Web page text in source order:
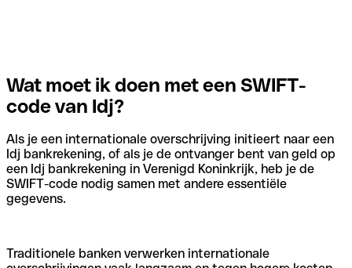
Wat moet ik doen met een SWIFT-
code van Idj?
Als je een internationale overschrijving initieert naar een
Idj bankrekening, of als je de ontvanger bent van geld op
een Idj bankrekening in Verenigd Koninkrijk, heb je de
SWIFT-code nodig samen met andere essentiële
gegevens.
Traditionele banken verwerken internationale